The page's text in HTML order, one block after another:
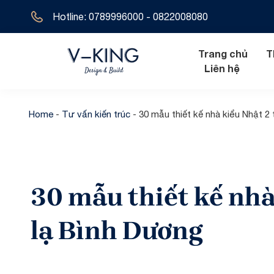
Hotline: 0789996000 - 0822008080
Trang chủ
Biệt thự cổ
Nội thất cổ điển
Liên hệ
Home- Tư vấn kiến trúc- 30 mẫu thiết kế nhà kiểu Nhật
30 mẫu thiết kế
lạ Bình Dương